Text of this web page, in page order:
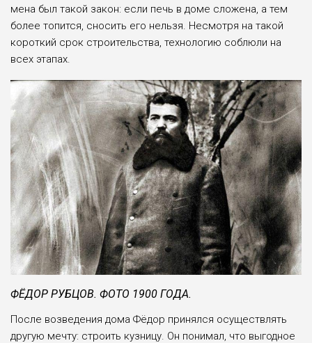
мена был такой закон: если печь в доме сложена, а тем
более топится, сносить его нельзя. Несмотря на такой
короткий срок строитель­ства, технологию соблю­ли на
всех этапах.
ФЁДОР РУБЦОВ. ФОТО 1900 ГОДА.
После возведения дома Фёдор принялся осущест­влять
другую мечту: стро­ить кузницу. Он пони­мал, что выгодное